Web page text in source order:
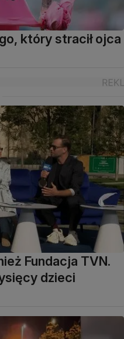
który stracił ojca
Fundacja TVN.
dzieci